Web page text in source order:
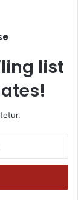
list